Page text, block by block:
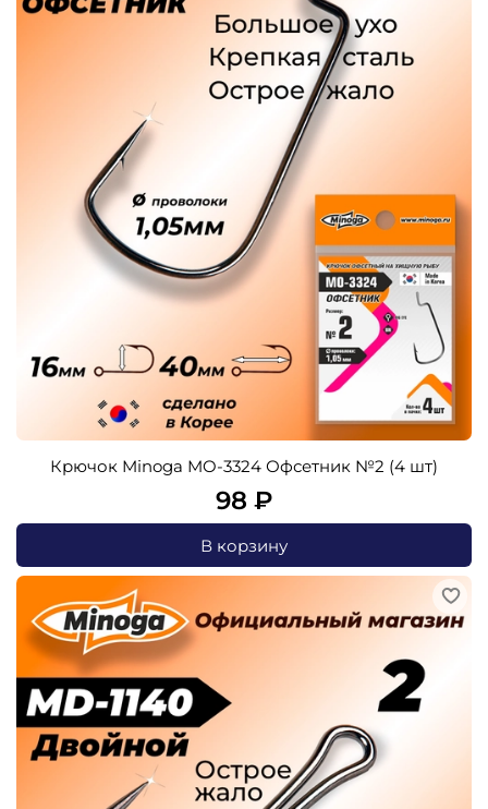
Крючок Minoga MO-3324 Офсетник №2 (4 шт)
98 ₽
В корзину